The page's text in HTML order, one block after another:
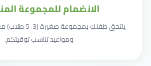
الانضمام للمجموعة
يلتحق طفلك
ومواعيد تناسب توقيتكم.